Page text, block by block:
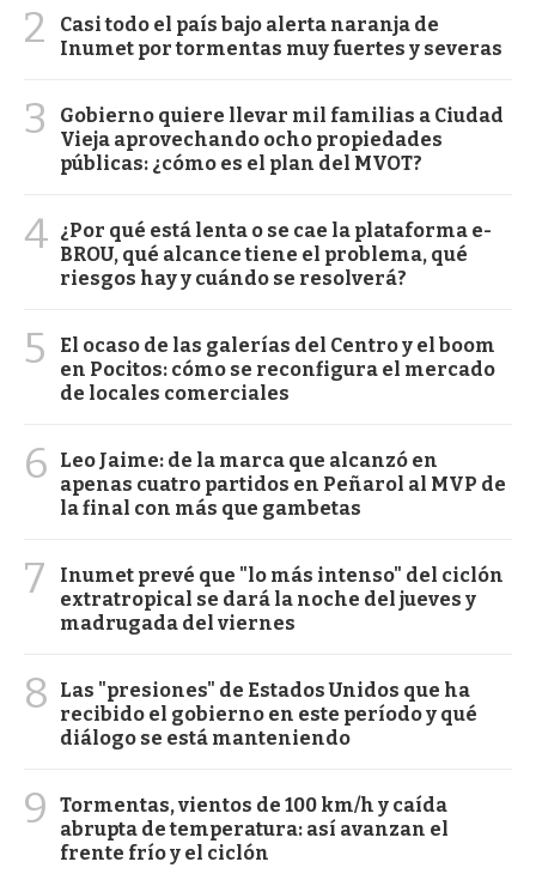
2
Casi todo el país bajo alerta naranja de
Inumet por tormentas muy fuertes y severas
3
Gobierno quiere llevar mil familias a Ciudad
Vieja aprovechando ocho propiedades
públicas: ¿cómo es el plan del MVOT?
4 ¿Por qué está lenta o se cae la plataforma e-
BROU, qué alcance tiene el problema, qué
riesgos hay y cuándo se resolverá?
5
El ocaso de las galerías del Centro y el boom
en Pocitos: cómo se reconfigura el mercado
de locales comerciales
6
Leo Jaime: de la marca que alcanzó en
apenas cuatro partidos en Peñarol al MVP de
la final con más que gambetas
7
Inumet prevé que "lo más intenso" del ciclón
extratropical se dará la noche del jueves y
madrugada del viernes
8
Las "presiones" de Estados Unidos que ha
recibido el gobierno en este período y qué
diálogo se está manteniendo
9
Tormentas, vientos de 100 km/h y caída
abrupta de temperatura: así avanzan el
frente frío y el ciclón